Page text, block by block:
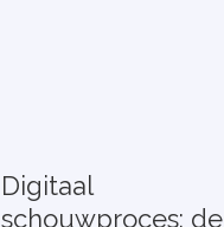
Digitaal
schouwproces: de